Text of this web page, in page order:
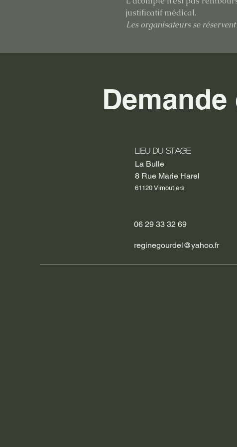
justificatif médical.
Les organisateurs se
Lieu du stage
La Bulle
8 Rue Marie Harel
61120 Vimoutiers
06 29 33 32 69
reginegourdel@yahoo.fr